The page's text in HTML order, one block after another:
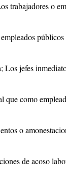
trabajadores o
jefes
que como
o
de acoso